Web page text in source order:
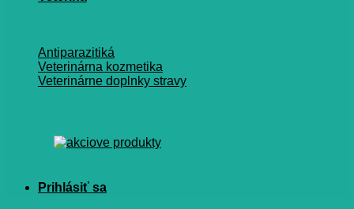
Antiparazitiká
Veterinárna kozmetika
Veterinárne doplnky stravy